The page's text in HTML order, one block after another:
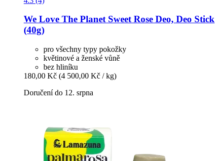
We Love The PlanetSweet Rose Deo, Deo Stick
(40g)
pro všechny typy pokožky
květinové a ženské vůně
bez hliníku
180,00 Kč (4 500,00 Kč / kg)
Doručení do 12. srpna